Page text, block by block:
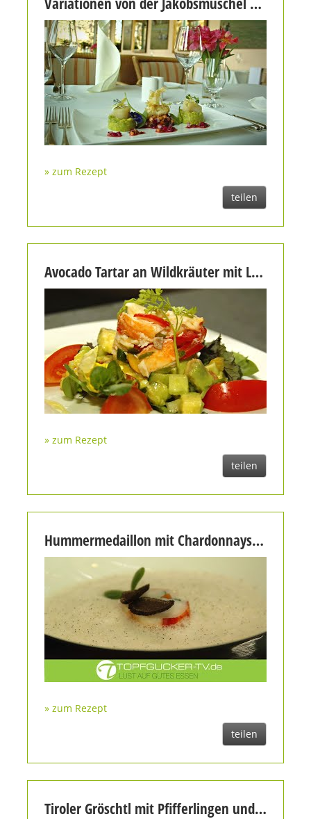
» zum Rezept
teilen
Avocado Tartar an Wildkräuter mit Langusten Méli-Melo
» zum Rezept
teilen
Hummermedaillon mit Chardonnayschaum, Tahiti Vanille und Zucchini | Gourmet
» zum Rezept
teilen
Tiroler Gröschtl mit Pfifferlingen und Garnelen | Rezeptempfehlung Topfgucker-TV